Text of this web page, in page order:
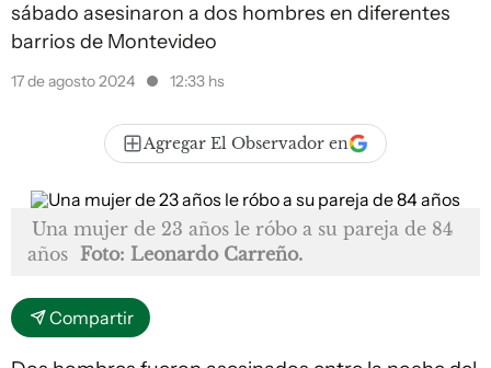
sábado asesinaron a dos hombres en diferentes
barrios de Montevideo
17 de agosto 2024 12:33 hs
Agregar El Observador en
Una mujer de 23 años le róbo a su pareja de 84
años Foto: Leonardo Carreño.
Compartir